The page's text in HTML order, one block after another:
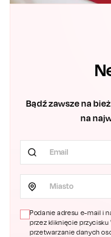
Bądź zawsze na
na
Miasto
Podanie adresu e-mail i
przez kliknięcie przycisku
przetwarzanie danych